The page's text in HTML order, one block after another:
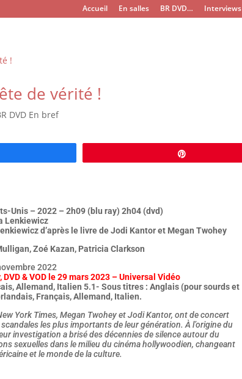
Accueil En salles BR DVD… Interviews
de vérité !
DVD En bref
Unis – 2022 – 2h09 (blu ray) 2h04 (dvd)
Lenkiewicz
d’après le livre de Jodi Kantor et Megan Twohey
Zoé Kazan, Patricia Clarkson
2022
& VOD le 29 mars 2023 – Universal Vidéo
Allemand, Italien 5.1- Sous titres : Anglais (pour sourds et
Français, Allemand, Italien.
York Times, Megan Twohey et Jodi Kantor, ont de concert
les plus importants de leur génération. À l’origine du
investigation a brisé des décennies de silence autour du
sexuelles dans le milieu du cinéma hollywoodien, changeant
et le monde de la culture.